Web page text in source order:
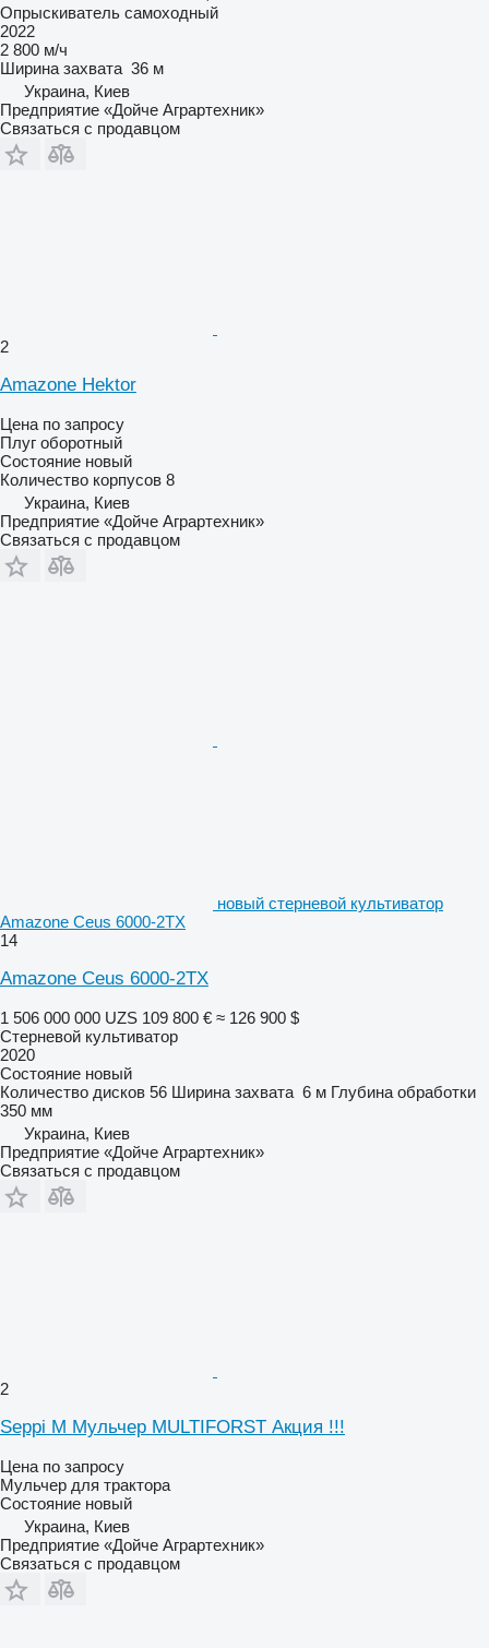
Опрыскиватель самоходный
2022
2 800 м/ч
Ширина захвата 36 м
Украина, Киев
Предприятие «Дойче Аграртехник»
Связаться с продавцом
2
Amazone Hektor
Цена по запросу
Плуг оборотный
Состояние новый
Количество корпусов 8
Украина, Киев
Предприятие «Дойче Аграртехник»
Связаться с продавцом
новый стерневой культиватор
Amazone Ceus 6000-2TX
14
Amazone Ceus 6000-2TX
1 506 000 000 UZS 109 800 € ≈ 126 900 $
Стерневой культиватор
2020
Состояние новый
Количество дисков 56 Ширина захвата 6 м Глубина обработки
350 мм
Украина, Киев
Предприятие «Дойче Аграртехник»
Связаться с продавцом
2
Seppi M Мульчер MULTIFORST Акция !!!
Цена по запросу
Мульчер для трактора
Состояние новый
Украина, Киев
Предприятие «Дойче Аграртехник»
Связаться с продавцом